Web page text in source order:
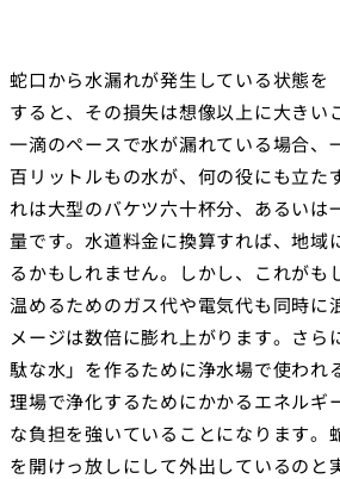
蛇口から水漏れが発生している状態
すると、その損失は想像以上に大き
一滴のペースで水が漏れている場合
百リットルもの水が、何の役にも立
れは大型のバケツ六十杯分、あるい
量です。水道料金に換算すれば、地域
るかもしれません。しかし、これが
温めるためのガス代や電気代も同時
メージは数倍に膨れ上がります。さ
駄な水」を作るために浄水場で使わ
理場で浄化するためにかかるエネル
な負担を強いていることになります
を開けっ放しにして外出しているの